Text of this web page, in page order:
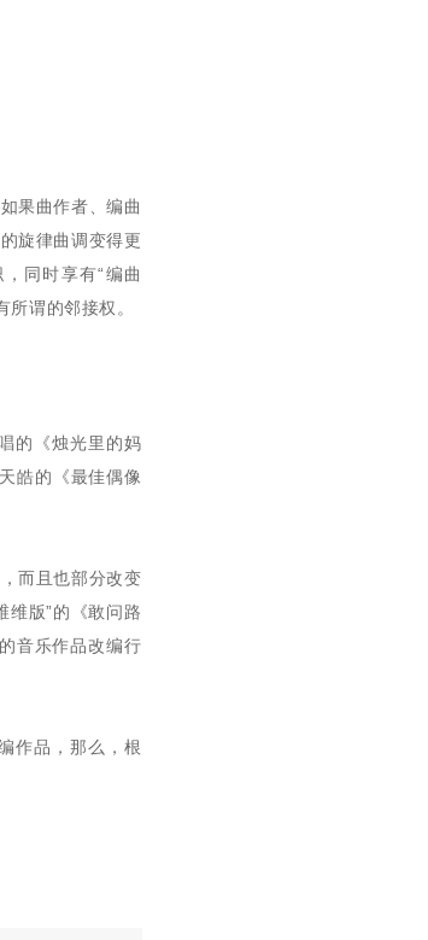
果曲作者、编曲
旋律曲调变得更
同时享有“编曲
谓的邻接权。
的《烛光里的妈
皓的《最佳偶像
而且也部分改变
维版”的《敢问路
音乐作品改编行
作品，那么，根